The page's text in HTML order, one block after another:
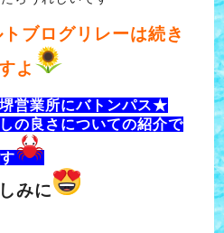
ブログリレーは続き
よ
堺営業所にバトンパス★
の良さについての紹介で
す
みに